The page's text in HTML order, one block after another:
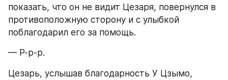
показать, что он не видит Цезаря, повернулся в
противоположную сторону и с улыбкой
поблагодарил его за помощь.
— Р-р-р.
Цезарь, услышав благодарность У Цзымо,